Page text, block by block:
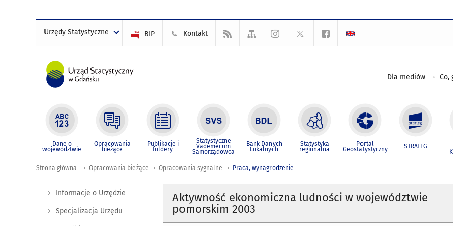
Urzędy Statystyczne BIP Kontakt
Dla mediów Co,
Dane o
województwie
Opracowania
bieżące
Publikacje i
foldery
Statystyczne
Vademecum
Samorządowca
Bank Danych
Lokalnych
Statystyka
regionalna
Portal
Geostatystyczny STRATEG
Strona główna Opracowania bieżące Opracowania sygnalne Praca, wynagrodzenie
Aktywność ekonomiczna ludności w województwie
pomorskim 2003
Informacje o Urzędzie
Specjalizacja Urzędu